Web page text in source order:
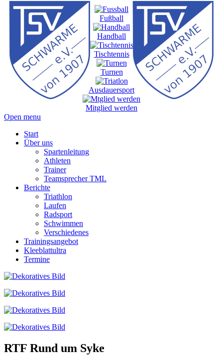
Fußball
Handball
Tischtennis
Turnen
Ausdauersport
Mitglied werden
Open menu
Start
Über uns
Spartenleitung
Athleten
Trainer
Teamsprecher TML
Berichte
Triathlon
Laufen
Radsport
Schwimmen
Verschiedenes
Trainingsangebot
Kleeblattultra
Termine
RTF Rund um Syke